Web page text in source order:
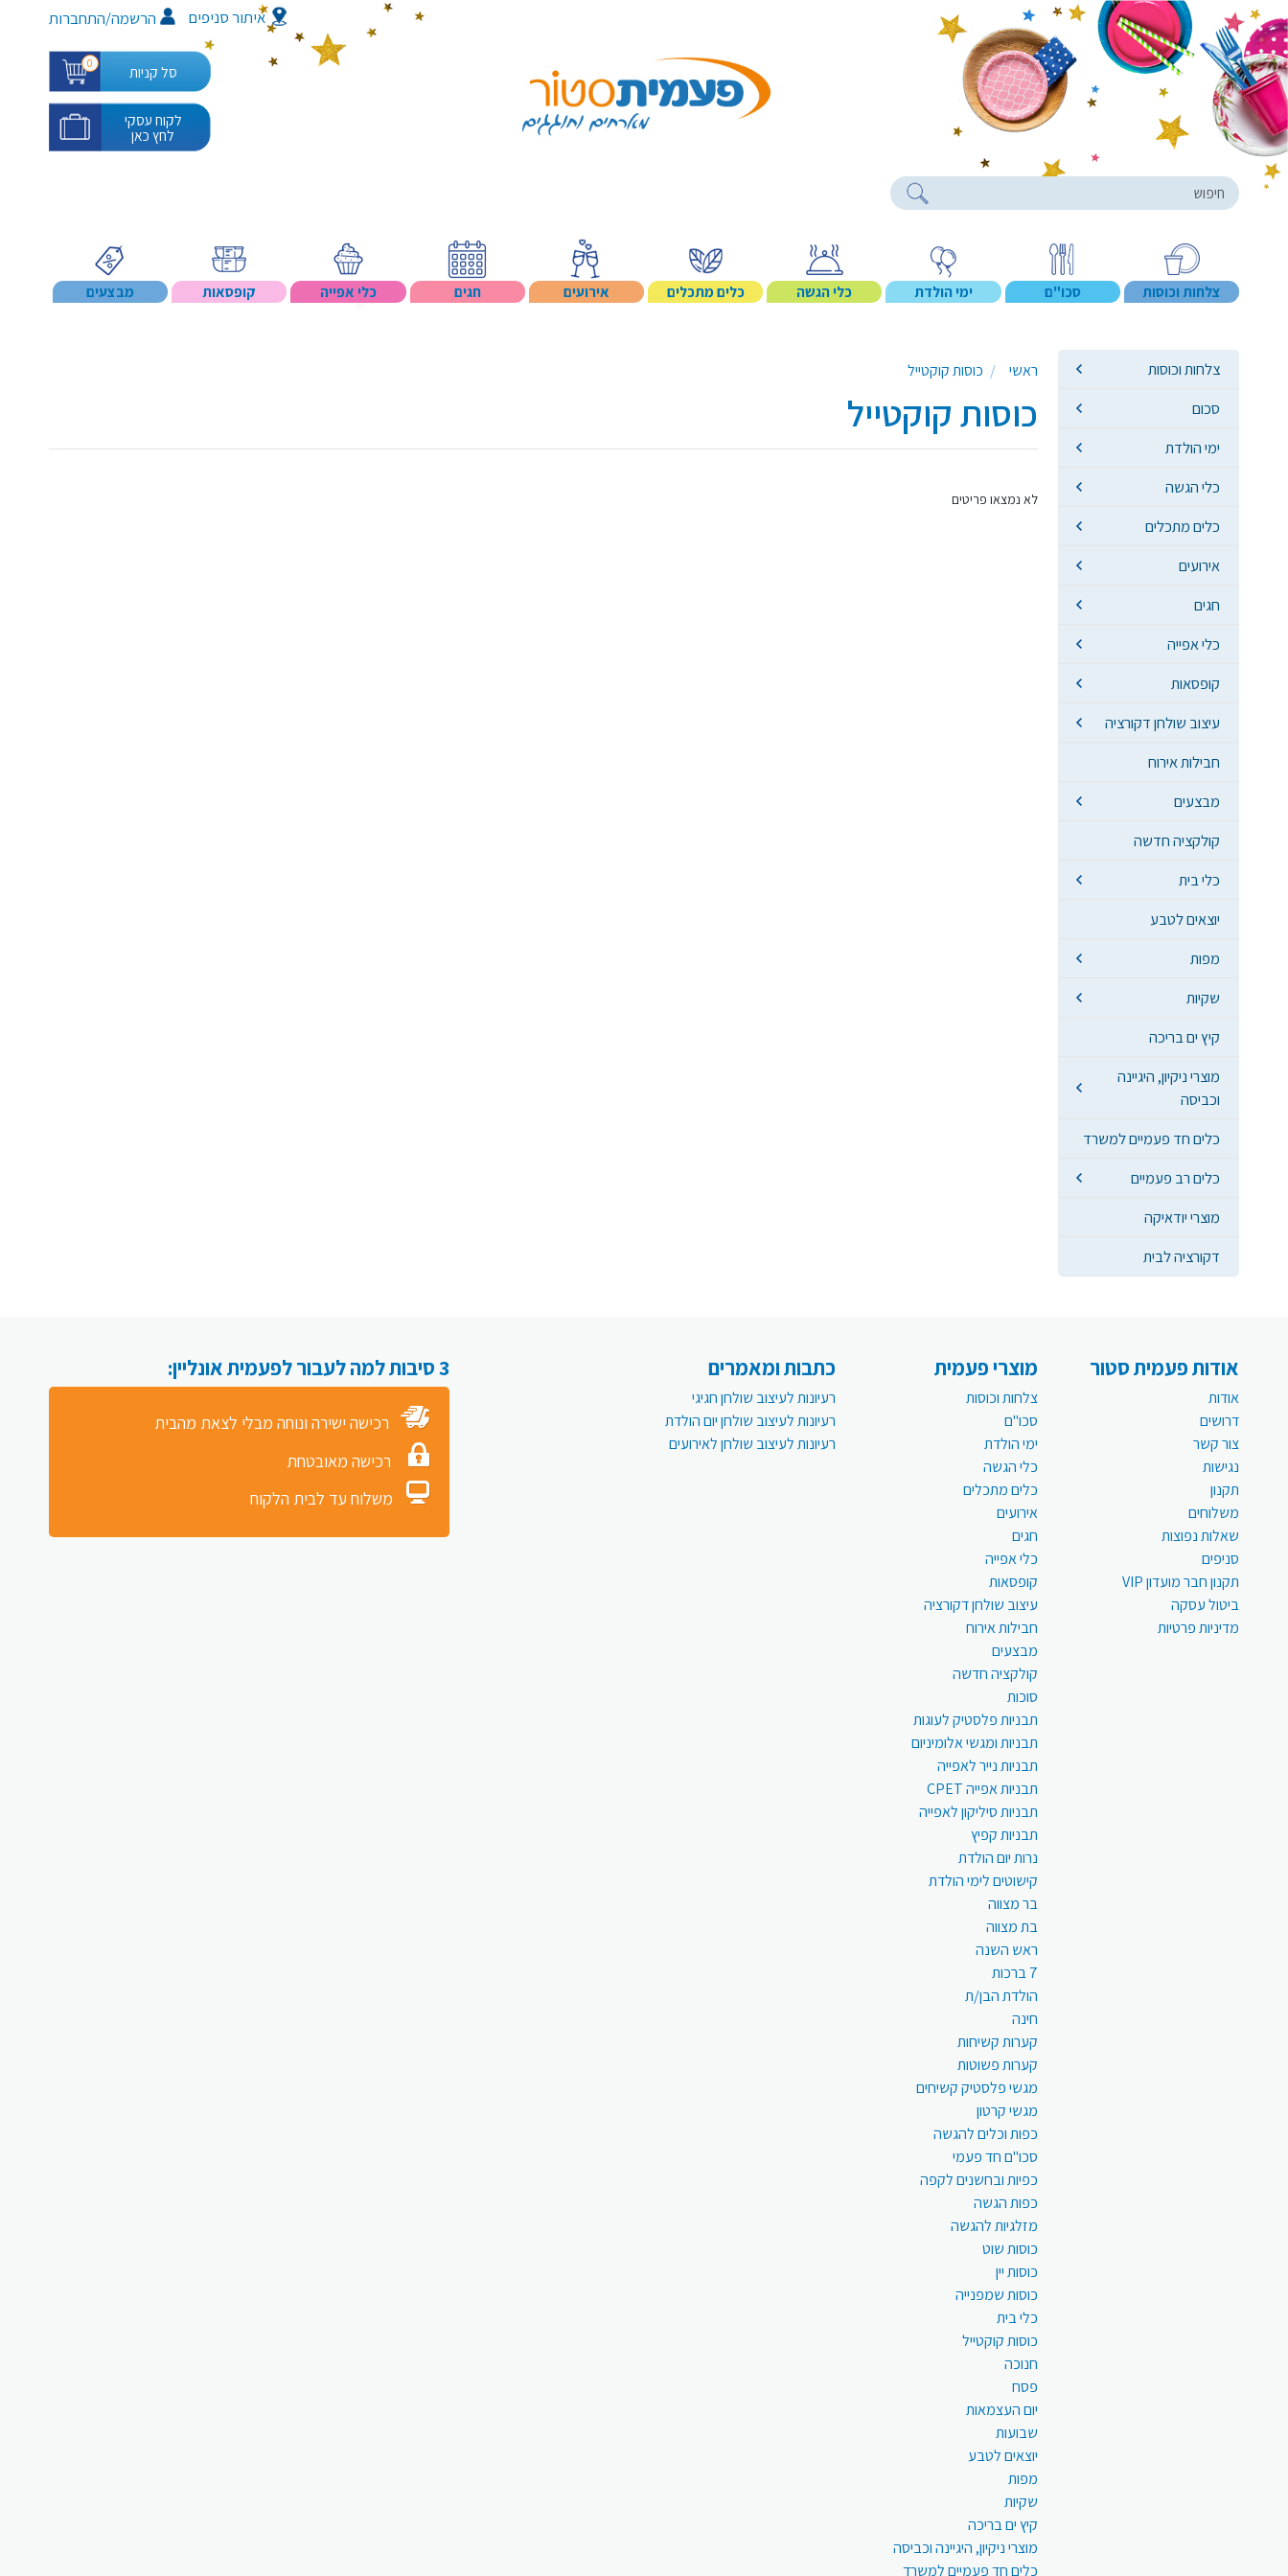
איתור סניפים הרשמה/התחברות
סל קניות 0
לקוח עסקי
לחץ כאן
Search products
צלחות וכוסות סכו"ם ימי הולדת כלי הגשה כלים מתכלים אירועים חגים כלי אפייה קופסאות מבצעים
צלחות וכוסות
סכום
ימי הולדת
כלי הגשה
כלים מתכלים
אירועים
חגים
כלי אפייה
קופסאות
עיצוב שולחן דקורציה
חבילות אירוח
מבצעים
קולקציה חדשה
כלי בית
יוצאים לטבע
מפות
שקיות
קיץ ים בריכה
מוצרי ניקיון, היגיינה
וכביסה
כלים חד פעמיים למשרד
כלים רב פעמיים
מוצרי יודאיקה
דקורציה לבית
ראשי כוסות קוקטייל
כוסות קוקטייל
לא נמצאו פריטים
אודות פעמית סטור
אודות
דרושים
צור קשר
נגישות
תקנון
משלוחים
שאלות נפוצות
סניפים
תקנון חבר מועדון VIP
ביטול עסקה
מדיניות פרטיות
מוצרי פעמית
צלחות וכוסות
סכו"ם
ימי הולדת
כלי הגשה
כלים מתכלים
אירועים
חגים
כלי אפייה
קופסאות
עיצוב שולחן דקורציה
חבילות אירוח
מבצעים
קולקציה חדשה
סוכות
תבניות פלסטיק לעוגות
תבניות ומגשי אלומיניום
תבניות נייר לאפייה
תבניות אפייה CPET
תבניות סיליקון לאפייה
תבניות קפיץ
נרות יום הולדת
קישוטים לימי הולדת
בר מצווה
בת מצווה
ראש השנה
7 ברכות
הולדת הבן/ת
חינה
קערות קשיחות
קערות פשוטות
מגשי פלסטיק קשיחים
מגשי קרטון
כפות וכלים להגשה
סכו"ם חד פעמי
כפיות ובחשנים לקפה
כפות הגשה
מזלגיות להגשה
כוסות שוט
כוסות יין
כוסות שמפנייה
כלי בית
כוסות קוקטייל
חנוכה
פסח
יום העצמאות
שבועות
יוצאים לטבע
מפות
שקיות
קיץ ים בריכה
מוצרי ניקיון, היגיינה וכביסה
כלים חד פעמיים למשרד
כתבות ומאמרים
רעיונות לעיצוב שולחן חגיגי
רעיונות לעיצוב שולחן יום הולדת
רעיונות לעיצוב שולחן לאירועים
3 סיבות למה לעבור לפעמית אונליין:
רכישה ישירה ונוחה מבלי לצאת מהבית
רכישה מאובטחת
משלוח עד לבית הלקוח